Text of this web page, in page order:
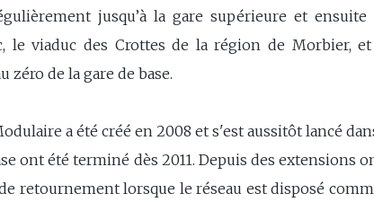
jusqu’à la gare supérieure et
le viaduc des Crottes de la région de Morbier,
de la gare de base.
a été créé en 2008 et s'est aussitôt lancé
ont été terminé dès 2011. Depuis des extensions
retournement lorsque le réseau est disposé